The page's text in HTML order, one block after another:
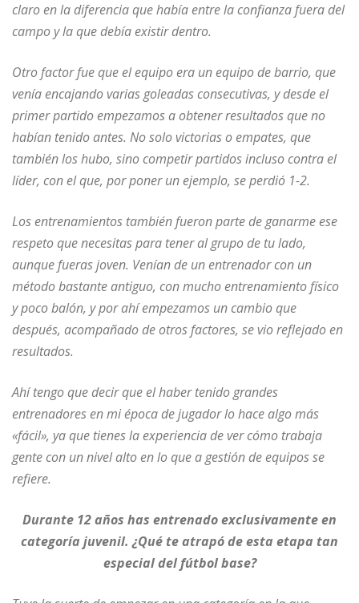
claro en la diferencia que había entre la confianza fuera del
campo y la que debía existir dentro.
Otro factor fue que el equipo era un equipo de barrio, que
venía encajando varias goleadas consecutivas, y desde el
primer partido empezamos a obtener resultados que no
habían tenido antes. No solo victorias o empates, que
también los hubo, sino competir partidos incluso contra el
líder, con el que, por poner un ejemplo, se perdió 1-2.
Los entrenamientos también fueron parte de ganarme ese
respeto que necesitas para tener al grupo de tu lado,
aunque fueras joven. Venían de un entrenador con un
método bastante antiguo, con mucho entrenamiento físico
y poco balón, y por ahí empezamos un cambio que
después, acompañado de otros factores, se vio reflejado en
resultados.
Ahí tengo que decir que el haber tenido grandes
entrenadores en mi época de jugador lo hace algo más
«fácil», ya que tienes la experiencia de ver cómo trabaja
gente con un nivel alto en lo que a gestión de equipos se
refiere.
Durante 12 años has entrenado exclusivamente en
categoría juvenil. ¿Qué te atrapó de esta etapa tan
especial del fútbol base?